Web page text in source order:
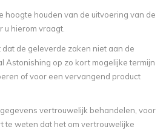
hoogte houden van de uitvoering van de
hierom vraagt.
de geleverde zaken niet aan de
Astonishing op zo kort mogelijke termijn
of voor een vervangend product
vertrouwelijk behandelen, voor
te weten dat het om vertrouwelijke